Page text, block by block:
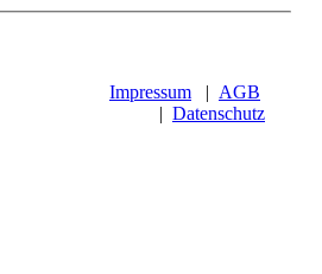
Impressum | AGB
| Datenschutz